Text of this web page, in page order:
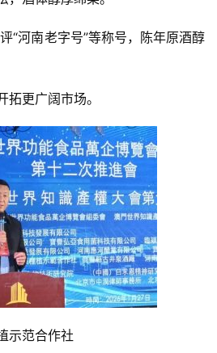
“河南老字号”等称号，陈年原酒醇
更广阔市场。
示范合作社